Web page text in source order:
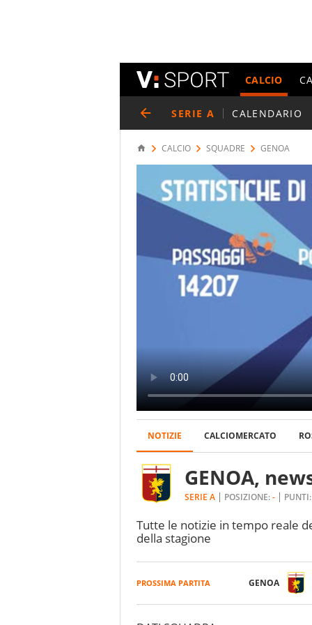
CALCIO
SERIE A CALENDARIO
CALCIO SQUADRE GENOA
GENOA,
Tutte le notizie in tempo reale
della stagione
SERIE A POSIZIONE:- PUNTI:
NOTIZIE CALCIOMERCATO
PROSSIMA PARTITA GENOA